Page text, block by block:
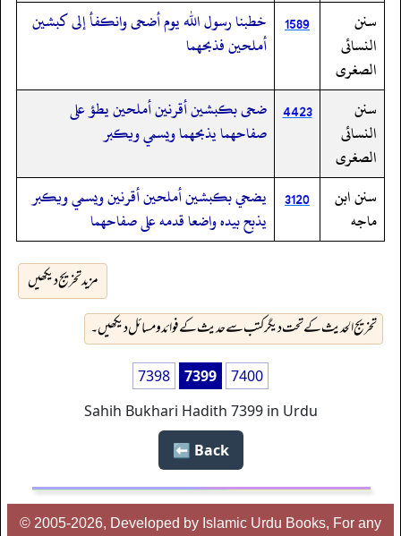
سنن
النسائى
الصغرى
1589
خطبنا رسول الله يوم أضحى وانكفأ إلى كبشين
أملحين فذبحهما
سنن
النسائى
الصغرى
4423 ضحى بكبشين أقرنين أملحين يطؤ على
صفاحهما يذبحهما ويسمي ويكبر
سنن ابن
ماجه
3120
يضحي بكبشين أملحين أقرنين ويسمي ويكبر
يذبح بيده واضعا قدمه على صفاحهما
مزید تخریج دیکھیں
تخریج الحدیث کے تحت دیگر کتب سے حدیث کے فوائد و مسائل دیکھیں۔
7398 7399
7400
Sahih Bukhari Hadith 7399 in Urdu
Back ⬅️
© 2005-2026, Developed by Islamic Urdu Books, For any